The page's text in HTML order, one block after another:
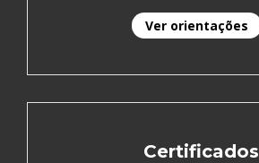
Ver orientações
Certificados